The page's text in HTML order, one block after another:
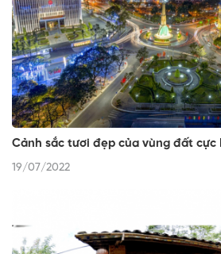
Cảnh sắc tươi đẹp của vùng đất cực
19/07/2022